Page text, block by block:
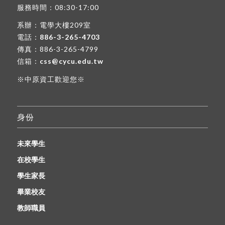
服務時間：08:30-17:00
系辦：電學大樓209室
電話： 886-3-265-4703
傳真：886-3-265-4799
信箱： css@cycu.edu.tw
※中原資工歡迎您※
身份
未來學生
在校學生
學生家長
畢業校友
教師職員